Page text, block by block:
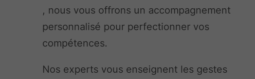
, nous vous offrons un accompagnement
personnalisé pour perfectionner vos
compétences.
Nos experts vous enseignent les gestes